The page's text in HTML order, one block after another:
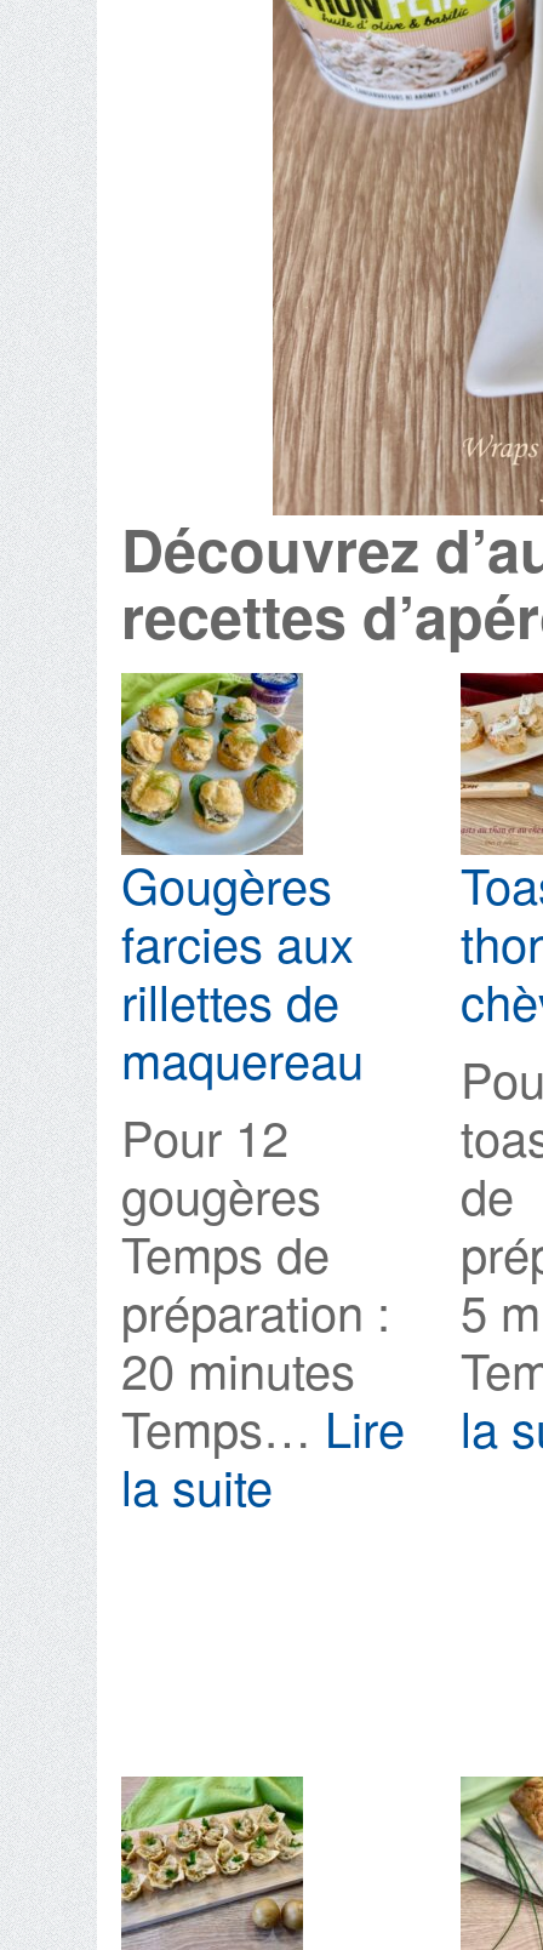
Découvrez
recettes
Gougères
farcies aux
rillettes de
maquereau
Pour 12
gougères
Temps de
préparation :
20 minutes
Temps… Lire
la suite
de
maquereau
de
5
la